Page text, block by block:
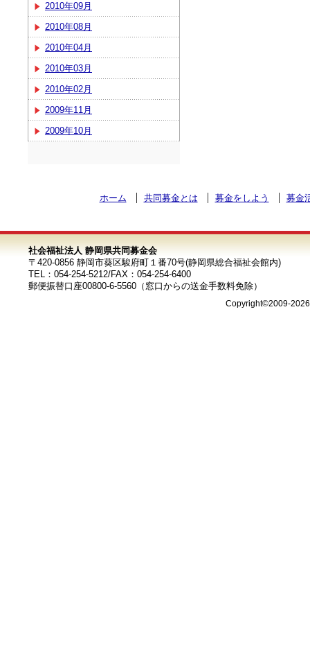
2010年09月
2010年08月
2010年04月
2010年03月
2010年02月
2009年11月
2009年10月
ホーム 共同募金とは 募金をしよう 募金
社会福祉法人 静岡県共同募金会
〒420-0856 静岡市葵区駿府町１番70号(静岡県総合福祉会館内)
TEL：054-254-5212/FAX：054-254-6400
郵便振替口座00800-6-5560（窓口からの送金手数料免除）
Copyright©2009-